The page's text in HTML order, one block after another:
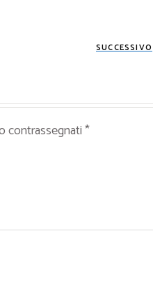
SUCCESSIVO
contrassegnati*